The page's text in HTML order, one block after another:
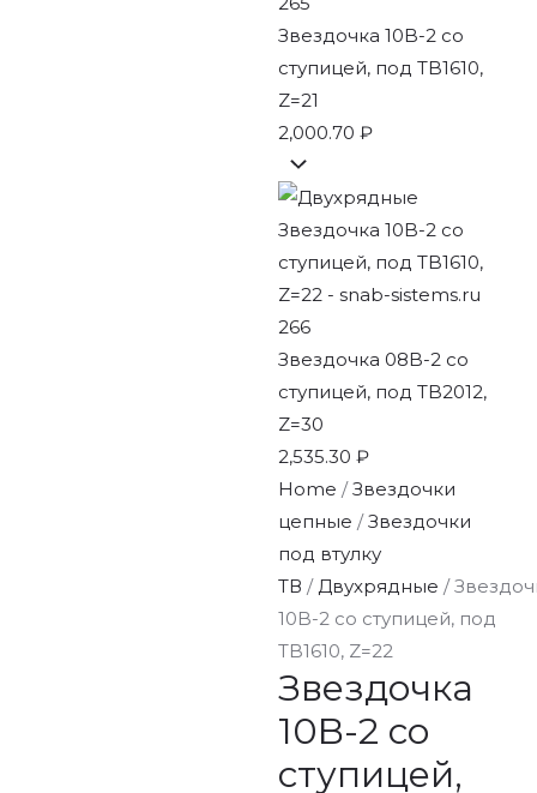
Звездочка 10B-2 со
ступицей, под TB1610,
Z=21
2,000.70₽
Звездочка 08B-2 со
ступицей, под TB2012,
Z=30
2,535.30₽
Home /Звездочки
цепные /Звездочки
под втулку
ТВ /Двухрядные /
10B-2 со ступицей, под
TB1610, Z=22
Звездочка
10B-2 со
ступицей,